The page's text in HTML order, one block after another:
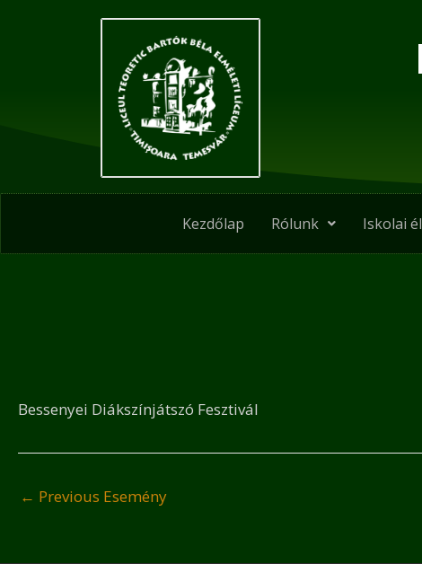
Kezdőlap Rólunk Iskolai
Bessenyei Diákszínjátszó Fesztivál
← Previous Esemény